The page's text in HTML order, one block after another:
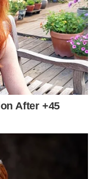
After +45